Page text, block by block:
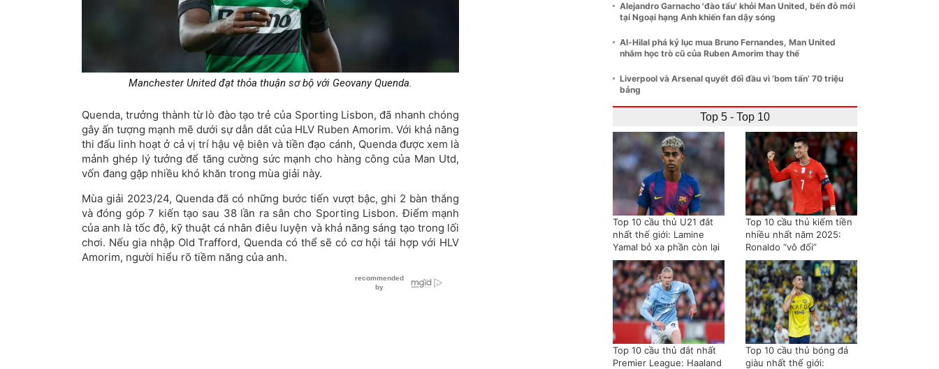
Manchester United đạt thỏa thuận sơ bộ với Geovany Quenda.
Quenda, trưởng thành từ lò đào tạo trẻ của Sporting Lisbon, đã nhanh chóng
gây ấn tượng mạnh mẽ dưới sự dẫn dắt của HLV Ruben Amorim. Với khả năng
thi đấu linh hoạt ở cả vị trí hậu vệ biên và tiền đạo cánh, Quenda được xem là
mảnh ghép lý tưởng để tăng cường sức mạnh cho hàng công của Man Utd,
vốn đang gặp nhiều khó khăn trong mùa giải này.
Mùa giải 2023/24, Quenda đã có những bước tiến vượt bậc, ghi 2 bàn thắng
và đóng góp 7 kiến tạo sau 38 lần ra sân cho Sporting Lisbon. Điểm mạnh
của anh là tốc độ, kỹ thuật cá nhân điêu luyện và khả năng sáng tạo trong lối
chơi. Nếu gia nhập Old Trafford, Quenda có thể sẽ có cơ hội tái hợp với HLV
Amorim, người hiểu rõ tiềm năng của anh.
Alejandro Garnacho 'đào tẩu' khỏi Man United, bến đỗ mới
tại Ngoại hạng Anh khiến fan dậy sóng
Al-Hilal phá kỷ lục mua Bruno Fernandes, Man United
nhắm học trò cũ của Ruben Amorim thay thế
Liverpool và Arsenal quyết đối đầu vì ‘bom tấn’ 70 triệu
bảng
Top 5 - Top 10
Top 10 cầu thủ U21 đắt
nhất thế giới: Lamine
Yamal bỏ xa phần còn lại
Top 10 cầu thủ kiếm tiền
nhiều nhất năm 2025:
Ronaldo “vô đối”
Top 10 cầu thủ đắt nhất
Premier League: Haaland
Top 10 cầu thủ bóng đá
giàu nhất thế giới: